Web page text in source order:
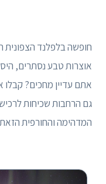
חופשה בלפלנד
אוצרות טבע נסתרים,
אתם עדיין מחכים?
גם הרחבות שכיחות
המדהימה והחורפית